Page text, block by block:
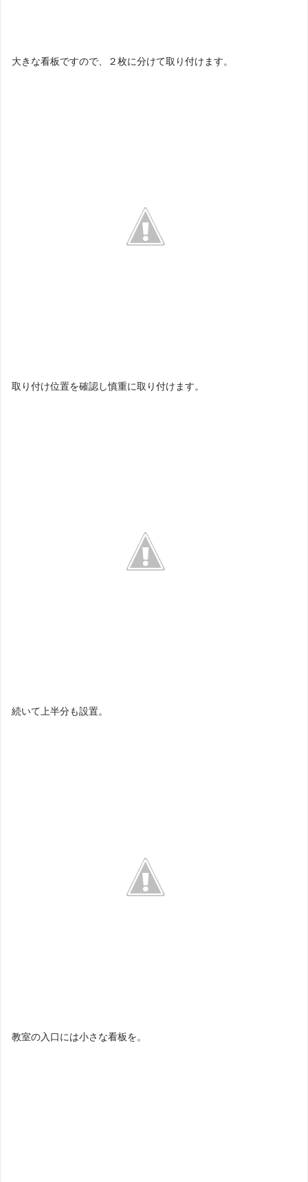
大きな看板ですので、２枚に分けて取り付けます。
取り付け位置を確認し慎重に取り付けます。
続いて上半分も設置。
教室の入口には小さな看板を。